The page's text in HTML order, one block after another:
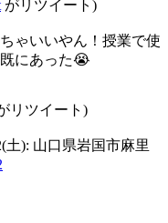
がリツイート)
ゃいいやん！授業で使
にあった😭
リツイート)
土): 山口県岩国市麻里